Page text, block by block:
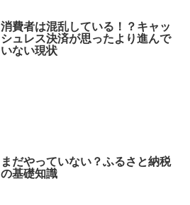
消費者は混乱している！？キャッ
シュレス決済が思ったより進んで
いない現状
まだやっていない？ふるさと納税
の基礎知識